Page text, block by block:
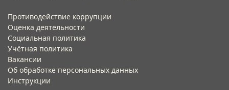
Противодействие коррупции
Оценка деятельности
Социальная политика
Учётная политика​
Вакансии​
Об обработке персональных данных​
Инструкции​